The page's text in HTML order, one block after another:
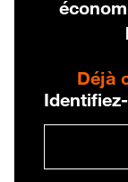
Déjà